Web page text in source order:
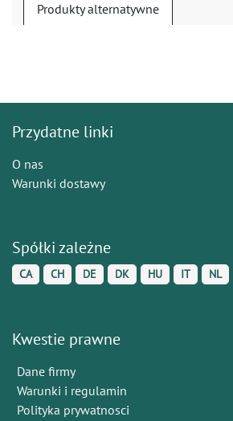
Produkty alternatywne
Przydatne linki
O nas
Warunki dostawy
Spółki zależne
CA CH DE DK HU IT NL
Kwestie prawne
Dane firmy
Warunki i regulamin
Polityka prywatnosci